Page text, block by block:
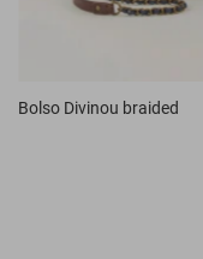
Bolso Divinou braided